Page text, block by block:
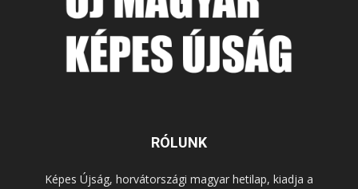
RÓLUNK
Képes Újság, horvátországi magyar hetilap, kiadja a